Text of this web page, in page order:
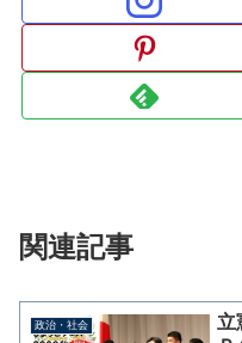
関連記事
政治・社会
立